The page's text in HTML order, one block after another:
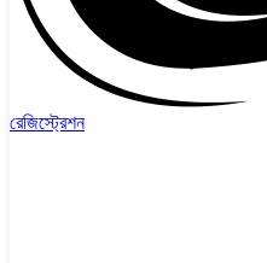
রেজিস্ট্রেশন